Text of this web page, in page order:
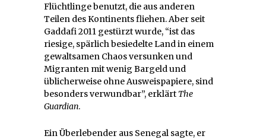
Flüchtlinge benutzt, die aus anderen
Teilen des Kontinents fliehen. Aber seit
Gaddafi 2011 gestürzt wurde, “ist das
riesige, spärlich besiedelte Land in einem
gewaltsamen Chaos versunken und
Migranten mit wenig Bargeld und
üblicherweise ohne Ausweispapiere, sind
besonders verwundbar”, erklärt The
Guardian.
Ein Überlebender aus Senegal sagte, er